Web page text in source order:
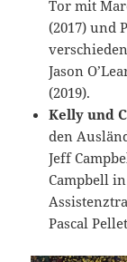
Tor mit
(2017) und
Jason
(2019).
Kelly und
den
Jeff
Campbell
Pascal